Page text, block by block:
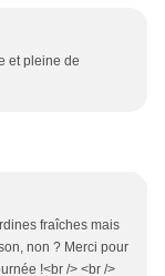
et pleine de
fraîches mais
non ? Merci pour
!<br /> <br />